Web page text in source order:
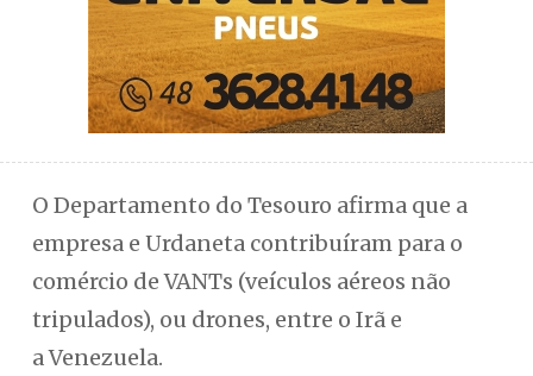
O Departamento do Tesouro afirma que a
empresa e Urdaneta contribuíram para o
comércio de VANTs (veículos aéreos não
tripulados), ou drones, entre o Irã e
a Venezuela.